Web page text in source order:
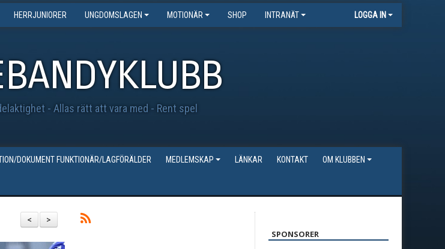
HERRJUNIORER UNGDOMSLAGEN MOTIONÄR SHOP INTRANÄT LOGGA IN
- Allas rätt att vara med - Rent spel
DOKUMENT FUNKTIONÄR/LAGFÖRÄLDER MEDLEMSKAP LÄNKAR KONTAKT OM KLUBBEN
>
<
SPONSORER